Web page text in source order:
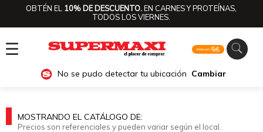
OBTÉN EL 10% DE DESCUENTO.EN CARNES Y PROTEÍNAS,
TODOS LOS VIERNES.
☰
No se pudo detectar tu ubicación Cambiar
MOSTRANDO EL CATÁLOGO DE:
Precios son referenciales y pueden variar según el local.